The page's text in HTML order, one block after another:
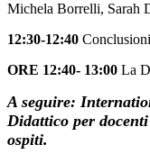
Michela Borrelli, Sarah
12:30-12:40
ORE 12:40- 13:00 La
A seguire:
Didattico per docenti
ospiti.